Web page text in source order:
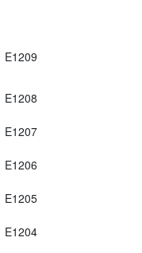
E1209
E1208
E1207
E1206
E1205
E1204